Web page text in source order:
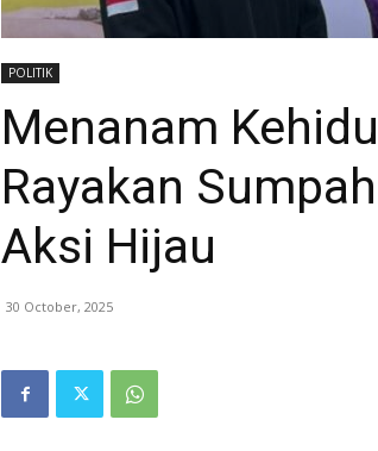
POLITIK
Menanam
Rayakan
Aksi Hijau
30 October, 2025